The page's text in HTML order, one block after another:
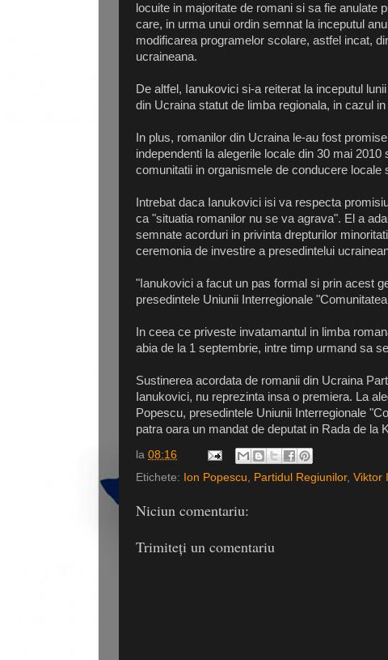
locuite in majoritate de romani si sa fie anulate
care, in urma unui ordin semnat la inceputul
modificarea programelor scolare, astfel incat,
ucraineana.
De altfel, Ianukovici si-a reiterat la inceputul
din Ucraina statut de limba regionala, in cazul
In plus, romanilor din Ucraina le-au fost
independenti la alegerile locale din 30 mai
comunitatii in organismele de conducere locale
Intrebat daca Ianukovici isi va respecta
ca "situatia romanilor nu se va agrava". El a
semnate acorduri in privinta drepturilor
ceremonia de investire a presedintelui
"Ianukovici a facut un pas formal si prin acest
presedintele Uniunii Interregionale
In ceea ce priveste invatamantul in limba
abia de la 1 septembrie, intre timp urmand sa
Sustinerea acordata de romanii din Ucraina
Ianukovici, nu reprezinta insa o premiera. La
Popescu, presedintele Uniunii Interregionale
patra oara un mandat de deputat in Rada de la
la 08:16
Etichete: Ion Popescu, Partidul Regiunilor, Viktor
Niciun comentariu:
Trimiteți un comentariu